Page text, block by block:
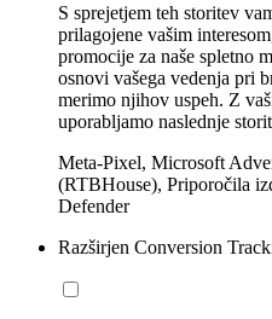
S sprejetjem teh storitev
prilagojene vašim
promocije za naše spletno
osnovi vašega vedenja pri
merimo njihov uspeh. Z
uporabljamo naslednje
Meta-Pixel, Microsoft
(RTBHouse), Priporočila
Defender
Razširjen Conversion